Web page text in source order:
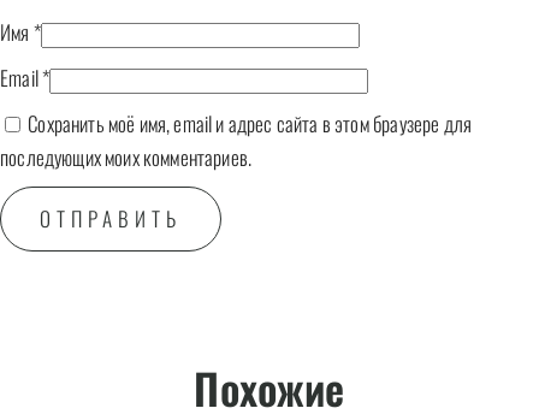
Имя *
Email*
Сохранить моё имя, email и адрес сайта в этом браузере для
последующих моих комментариев.
Похожие